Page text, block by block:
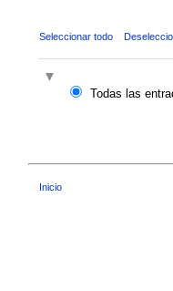
Seleccionar todo
Todas las
Inicio